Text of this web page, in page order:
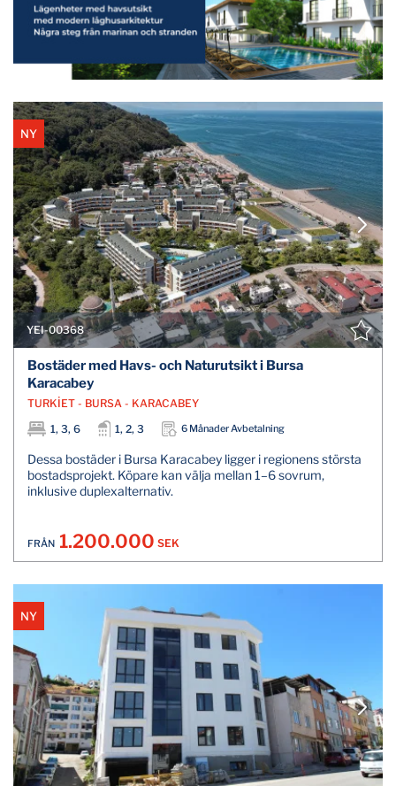
NY
YEI-00368
Bostäder med Havs- och Naturutsikt i Bursa
Karacabey
TURKİET - BURSA - KARACABEY
1, 3, 6
1, 2, 3 6 Månader Avbetalning
Dessa bostäder i Bursa Karacabey ligger i regionens största
bostadsprojekt. Köpare kan välja mellan 1–6 sovrum,
inklusive duplexalternativ.
FRÅN 1.200.000 SEK
NY